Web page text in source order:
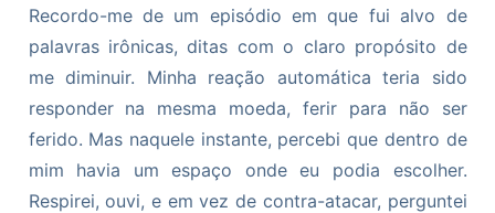
Recordo-me de um episódio em que fui alvo de
palavras irônicas, ditas com o claro propósito de
me diminuir. Minha reação automática teria sido
responder na mesma moeda, ferir para não ser
ferido. Mas naquele instante, percebi que dentro de
mim havia um espaço onde eu podia escolher.
Respirei, ouvi, e em vez de contra-atacar, perguntei